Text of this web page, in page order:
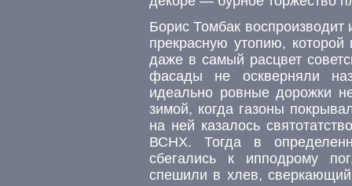
Борис Томбак воспроизводит
прекрасную утопию,
даже в самый расцвет
фасады не оскверняли
идеально ровные дорожки
зимой, когда газоны
на ней казалось
ВСНХ. Тогда в
сбегались к ипподрому
спешили в хлев, сверкающий